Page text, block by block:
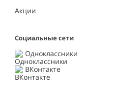
Акции
Социальные сети
Одноклассники
ВКонтакте